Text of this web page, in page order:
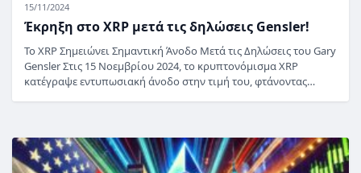
15/11/2024
Έκρηξη στο XRP μετά τις δηλώσεις Gensler!
Το XRP Σημειώνει Σημαντική Άνοδο Μετά τις Δηλώσεις του Gary
Gensler Στις 15 Νοεμβρίου 2024, το κρυπτονόμισμα XRP
κατέγραψε εντυπωσιακή άνοδο στην τιμή του, φτάνοντας…